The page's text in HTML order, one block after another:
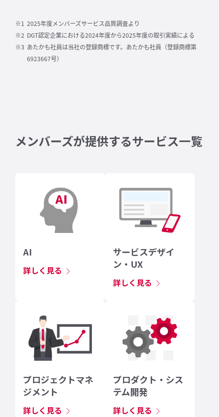
2025年度メンバーズサービス品質調査より
DGT認定企業における2024年度から2025年度の取引実績による
あたかも社員は当社の登録商標です。あたかも社員（登録商標第
6923667号）
メンバーズが提供するサービス一覧
AI
詳しく見る
サービスデザイ
ン・UX
詳しく見る
プロジェクトマネ
ジメント
詳しく見る
プロダクト・シス
テム開発
詳しく見る